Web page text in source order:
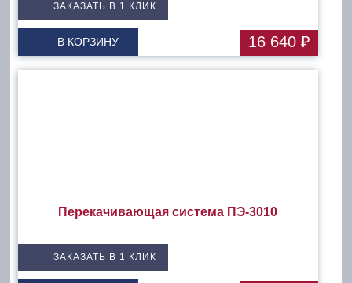
ЗАКАЗАТЬ В 1 КЛИК
В КОРЗИНУ 16 640 ₽
Перекачивающая система ПЭ-3010
ЗАКАЗАТЬ В 1 КЛИК